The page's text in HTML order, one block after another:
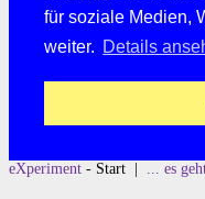
für soziale Medien,
weiter. Details
eXperiment - Start | ... es